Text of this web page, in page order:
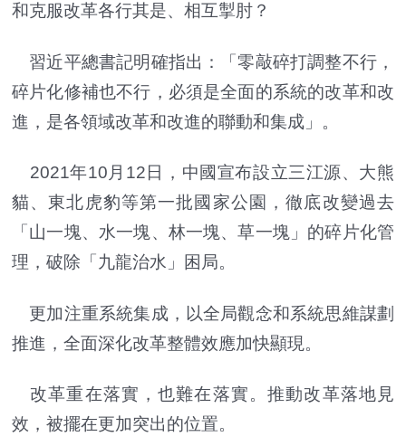
和克服改革各行其是、相互掣肘？
習近平總書記明確指出：「零敲碎打調整不行，
碎片化修補也不行，必須是全面的系統的改革和改
進，是各領域改革和改進的聯動和集成」。
2021年10月12日，中國宣布設立三江源、大熊
貓、東北虎豹等第一批國家公園，徹底改變過去
「山一塊、水一塊、林一塊、草一塊」的碎片化管
理，破除「九龍治水」困局。
更加注重系統集成，以全局觀念和系統思維謀劃
推進，全面深化改革整體效應加快顯現。
改革重在落實，也難在落實。推動改革落地見
效，被擺在更加突出的位置。